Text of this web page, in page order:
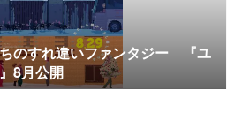
のすれ違いファンタジー 『ユ
8月公開